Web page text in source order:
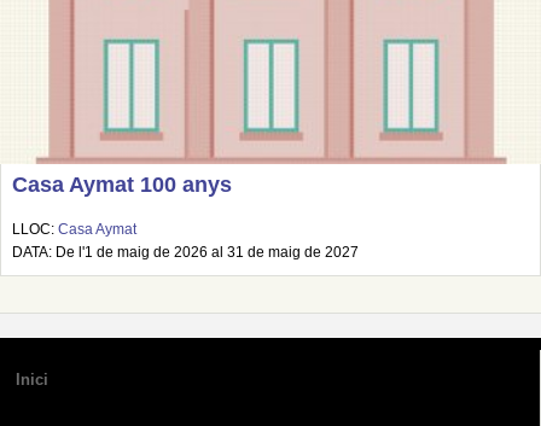
Casa Aymat 100 anys
LLOC: Casa Aymat
DATA: De l'1 de maig de 2026 al 31 de maig de 2027
Inici